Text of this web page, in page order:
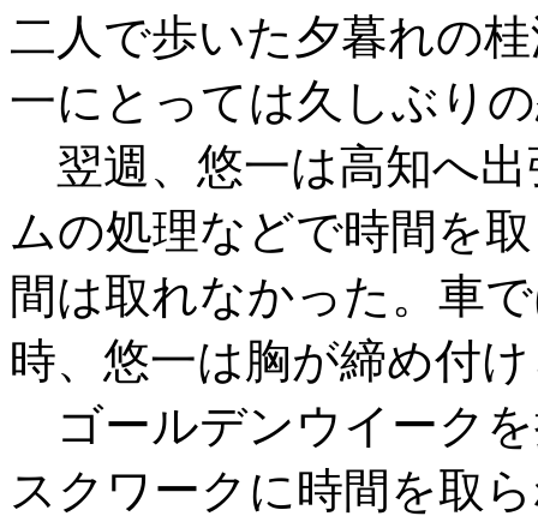
二人で歩いた夕暮れの
一にとっては久しぶり
翌週、悠一は高知へ
ムの処理などで時間を
間は取れなかった。車
時、悠一は胸が締め付
ゴールデンウイーク
スクワークに時間を取